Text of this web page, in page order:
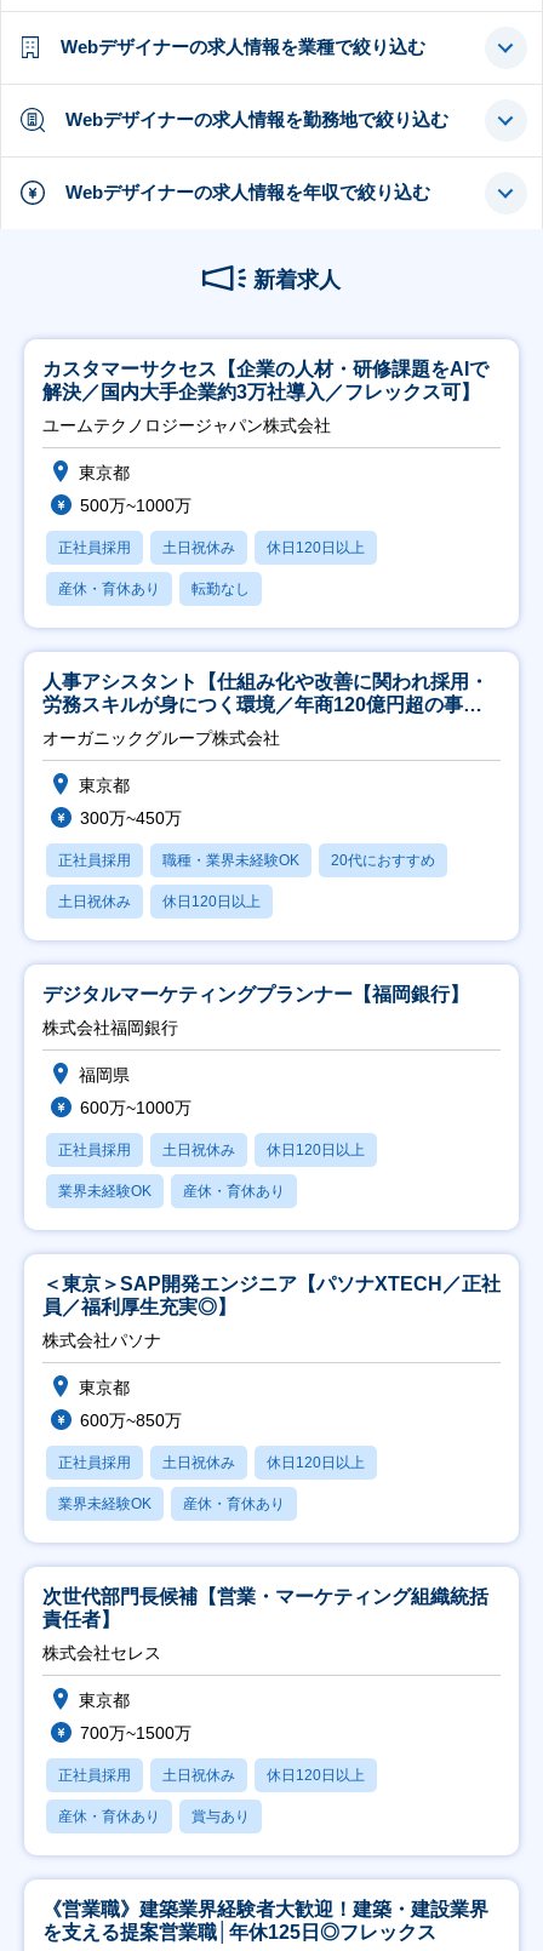
Webデザイナーの求人情報を業種で絞り込む
Webデザイナーの求人情報を勤務地で絞り込む
Webデザイナーの求人情報を年収で絞り込む
新着求人
カスタマーサクセス【企業の人材・研修課題をAIで
解決／国内大手企業約3万社導入／フレックス可】
ユームテクノロジージャパン株式会社
東京都
500万~1000万
正社員採用 土日祝休み 休日120日以上
産休・育休あり 転勤なし
人事アシスタント【仕組み化や改善に関われ採用・
労務スキルが身につく環境／年商120億円超の事業
会社】
オーガニックグループ株式会社
東京都
300万~450万
正社員採用 職種・業界未経験OK 20代におすすめ
土日祝休み 休日120日以上
デジタルマーケティングプランナー【福岡銀行】
株式会社福岡銀行
福岡県
600万~1000万
正社員採用 土日祝休み 休日120日以上
業界未経験OK 産休・育休あり
＜東京＞SAP開発エンジニア【パソナXTECH／正社
員／福利厚生充実◎】
株式会社パソナ
東京都
600万~850万
正社員採用 土日祝休み 休日120日以上
業界未経験OK 産休・育休あり
次世代部門長候補【営業・マーケティング組織統括
責任者】
株式会社セレス
東京都
700万~1500万
正社員採用 土日祝休み 休日120日以上
産休・育休あり 賞与あり
《営業職》建築業界経験者大歓迎！建築・建設業界
を支える提案営業職│年休125日◎フレックス